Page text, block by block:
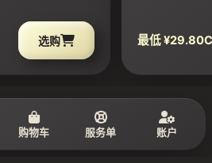
购物车 服务单 账户
选购 最低